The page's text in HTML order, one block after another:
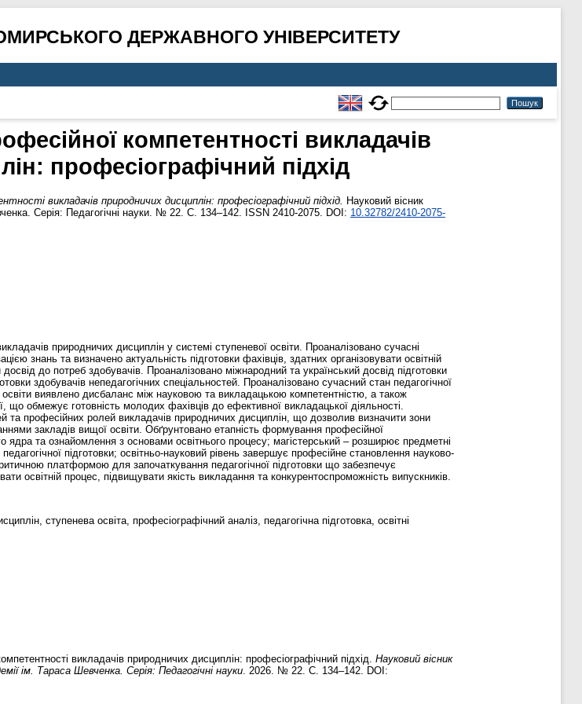
ДЕРЖАВНОГО УНІВЕРСИТЕТУ
компетентності викладачів
професіографічний підхід
викладачів природничих дисциплін: професіографічний підхід. Науковий вісник
Серія: Педагогічні науки. № 22. С. 134–142. ISSN 2410-2075. DOI: 10.32782/2410-2075-
природничих дисциплін у системі ступеневої освіти. Проаналізовано сучасні
знань та визначено актуальність підготовки фахівців, здатних організовувати освітній
до потреб здобувачів. Проаналізовано міжнародний та український досвід підготовки
здобувачів непедагогічних спеціальностей. Проаналізовано сучасний стан педагогічної
освіти виявлено дисбаланс між науковою та викладацькою компетентністю, а також
що обмежує готовність молодих фахівців до ефективної викладацької діяльності.
та професійних ролей викладачів природничих дисциплін, що дозволив визначити зони
закладів вищої освіти. Обґрунтовано етапність формування професійної
ядра та ознайомлення з основами освітнього процесу; магістерський – розширює предметні
підготовки; освітньо-науковий рівень завершує професійне становлення науково-
платформою для започаткування педагогічної підготовки що забезпечує
освітній процес, підвищувати якість викладання та конкурентоспроможність випускників.
ступенева освіта, професіографічний аналіз, педагогічна підготовка, освітні
викладачів природничих дисциплін: професіографічний підхід. Науковий вісник
ім. Тараса Шевченка. Серія: Педагогічні науки . 2026. № 22. С. 134–142. DOI: